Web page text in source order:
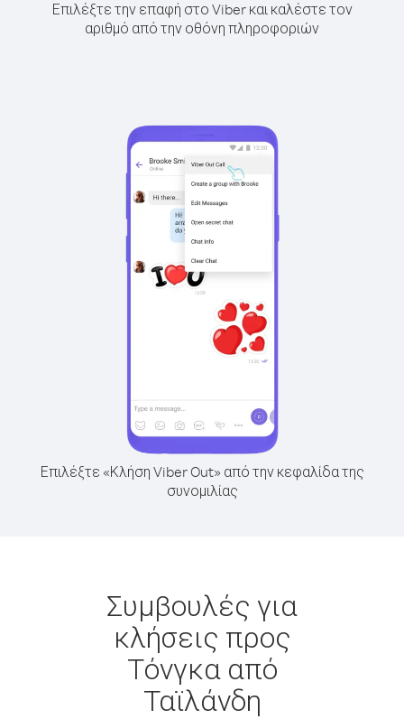
Επιλέξτε την επαφή στο Viber και καλέστε τον
αριθμό από την οθόνη πληροφοριών
Επιλέξτε «Κλήση Viber Out» από την κεφαλίδα της
συνομιλίας
Συμβουλές για
κλήσεις προς
Τόνγκα από
Ταϊλάνδη